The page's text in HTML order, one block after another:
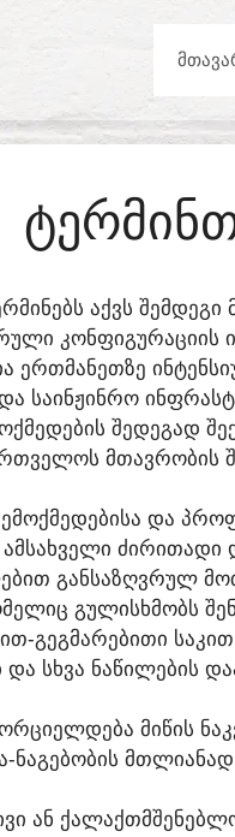
ᲐᲥᲕᲡ ᲨᲔᲛᲓᲔᲒᲘ
ᲙᲝᲜᲤᲘᲒᲣᲠᲐᲪᲘᲘᲡ
ᲡᲐᲘᲜᲟᲘᲜᲠᲝ
ᲨᲔᲓᲔᲒᲐᲓ
ᲛᲗᲐᲕᲠᲝᲑᲘᲡ
ᲓᲐ
ᲒᲐᲜᲡᲐᲖᲦᲕᲠᲣᲚ
ᲒᲣᲚᲘᲡᲮᲛᲝᲑᲡ
ᲒᲔᲒᲛᲐᲠᲔᲑᲘᲗᲘ
ᲡᲮᲕᲐ ᲜᲐᲬᲘᲚᲔᲑᲘᲡ
ᲛᲘᲬᲘᲡ
ᲜᲐᲒᲔᲑᲝᲑᲘᲡ
ᲐᲜ